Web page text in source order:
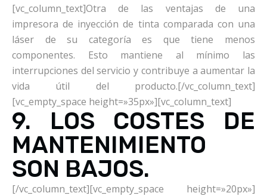
[vc_column_text]Otra de las ventajas de una
impresora de inyección de tinta comparada con una
láser de su categoría es que tiene menos
componentes. Esto mantiene al mínimo las
interrupciones del servicio y contribuye a aumentar la
vida útil del producto.[/vc_column_text]
[vc_empty_space height=»35px»][vc_column_text]
9. LOS COSTES DE
MANTENIMIENTO
SON BAJOS.
[/vc_column_text][vc_empty_space height=»20px»]